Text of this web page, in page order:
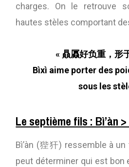
charges. On le retrouve
hautes stèles comportant
« 贔屭好负重，形
Bìxì aime porter des
sous les
Le septième fils : Bì’àn
Bì’àn (狴犴) ressemble à
peut déterminer qui est bon